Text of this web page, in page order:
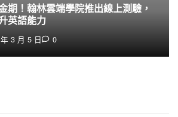
期！翰林雲端學院推出線上測驗，
英語能力
3 月 5 日 0